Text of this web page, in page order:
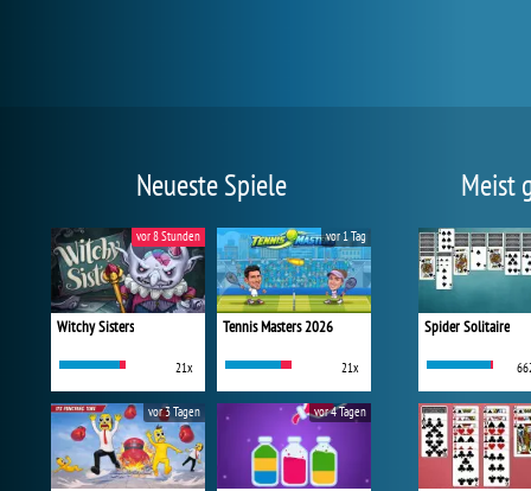
Neueste Spiele
Witchy Sisters
21x
vor 8 Stunden
Tennis Masters 2026
21x
vor 1 Tag
vor 3 Tagen vor 4 Tagen
Meist
Spider Solitaire